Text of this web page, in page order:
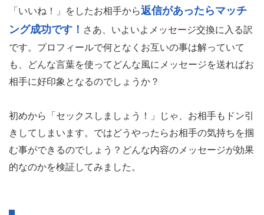
「いいね！」をしたお相手から返信があったらマッチ
ング成功です！ さあ、いよいよメッセージ交換に入る訳
です。プロフィールで何となくお互いの事は解っていて
も、どんな言葉を使ってどんな風にメッセージを送ればお
相手に好印象となるのでしょうか？
初めから「セックスしましょう！」じゃ、お相手もドン引
きしてしまいます。ではどうやったらお相手の気持ちを掴
む事ができるのでしょう？どんな内容のメッセージが効果
的なのかを検証してみました。